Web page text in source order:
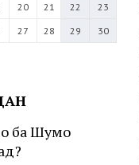
20 21 22
23
27 28 29
30
ба Шумо